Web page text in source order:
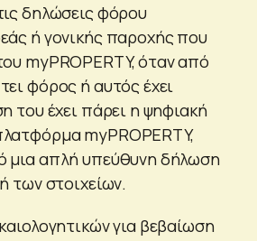
δηλώσεις φόρου
ή γονικής παροχής που
myPROPERTY, όταν από
φόρος ή αυτός έχει
του έχει πάρει η ψηφιακή
myPROPERTY,
μια απλή υπεύθυνη δήλωση
των στοιχείων.
για βεβαίωση